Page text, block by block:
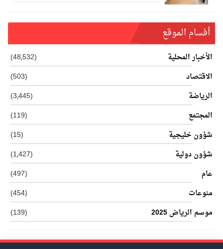
أفسام الموقع
الأخبار المحلية
(48٬532)
الاقتصاد
(503)
الرياضة
(3٬445)
المجتمع
(119)
شؤون خليجية
(15)
شؤون دولية
(1٬427)
عام
(497)
منوعات
(454)
موسم الرياض 2025
(139)